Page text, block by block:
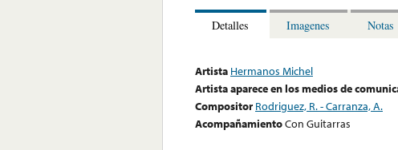
Detalles Imagenes Notas
Artista Hermanos Michel
Artista aparece en los medios de
Compositor Rodriguez, R. - Carranza, A.
AcompañamientoCon Guitarras